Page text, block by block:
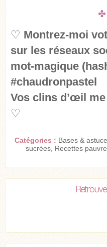
♡ Montrez-moi
sur les réseaux
mot-magique
#chaudronpastel
Vos clins d’œil
♡
Catégories : Bases &
sucrées, Recettes